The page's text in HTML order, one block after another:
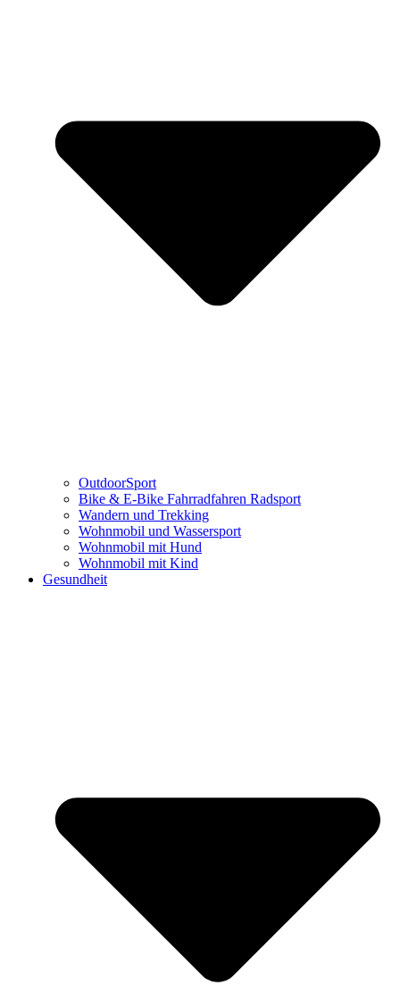
OutdoorSport
Bike & E-Bike Fahrradfahren Radsport
Wandern und Trekking
Wohnmobil und Wassersport
Wohnmobil mit Hund
Wohnmobil mit Kind
Gesundheit